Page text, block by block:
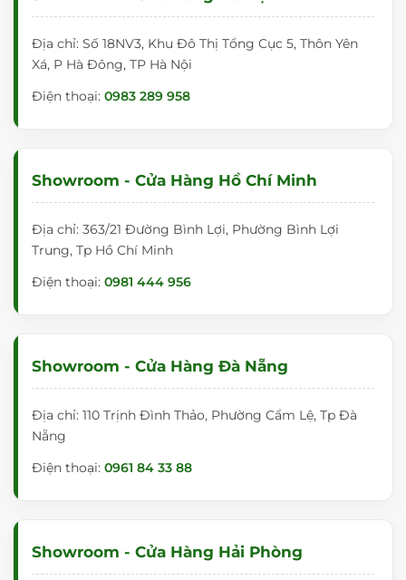
Địa chỉ: Số 18NV3, Khu Đô Thị Tổng Cục 5, Thôn Yên
Xá, P Hà Đông, TP Hà Nội
Điện thoại: 0983 289 958
Showroom - Cửa Hàng Hồ Chí Minh
Địa chỉ: 363/21 Đường Bình Lợi, Phường Bình Lợi
Trung, Tp Hồ Chí Minh
Điện thoại: 0981 444 956
Showroom - Cửa Hàng Đà Nẵng
Địa chỉ: 110 Trịnh Đình Thảo, Phường Cẩm Lệ, Tp Đà
Nẵng
Điện thoại: 0961 84 33 88
Showroom - Cửa Hàng Hải Phòng